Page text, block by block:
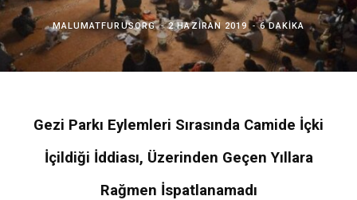
MALUMATFURUSORG 2 HAZIRAN 2019 6 DAKIKA
Gezi Parkı Eylemleri Sırasında Camide İçki
İçildiği İddiası, Üzerinden Geçen Yıllara
Rağmen İspatlanamadı